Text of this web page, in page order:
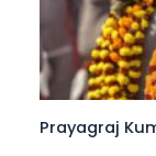
Prayagraj